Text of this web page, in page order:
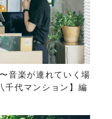
音楽が連れていく場
千代マンション】編